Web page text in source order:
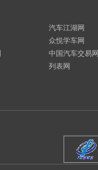
汽车江湖网
众悦学车网
中国汽车交易网
列表网